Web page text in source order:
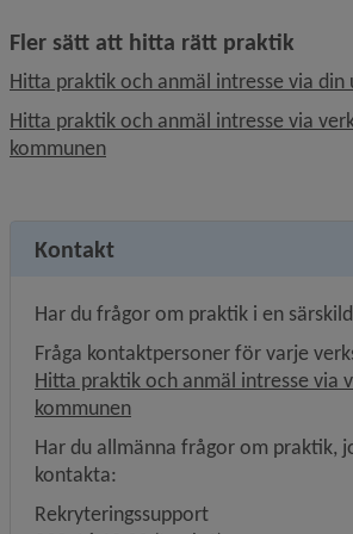
Fler sätt att hitta rätt praktik
Hitta praktik och anmäl intresse via din
Hitta praktik och anmäl intresse via
kommunen
Kontakt
Har du frågor om praktik i en
Fråga kontaktpersoner för varje
Hitta praktik och anmäl intresse via
kommunen
Har du allmänna frågor om praktik,
kontakta:
Rekryteringssupport